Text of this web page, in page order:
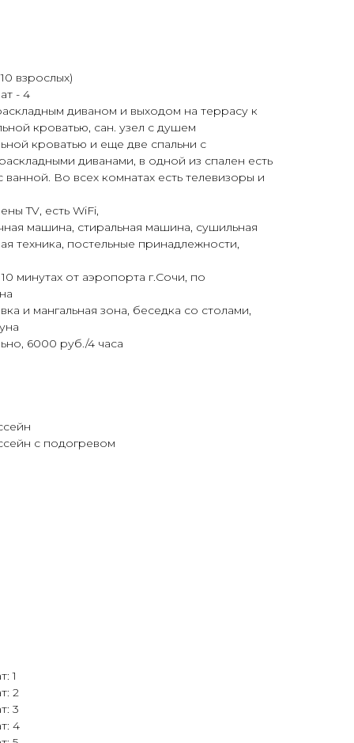
взрослых)
- 4
диваном и выходом на террасу к
кроватью, сан. узел с душем
кроватью и еще две спальни с
диванами, в одной из спален есть
ванной. Во всех комнатах есть телевизоры и
TV, есть WiFi,
машина, стиральная машина, сушильная
техника, постельные принадлежности,
минутах от аэропорта г.Сочи, по
и мангальная зона, беседка со столами,
6000 руб./4 часа
с подогревом
1
2
3
4